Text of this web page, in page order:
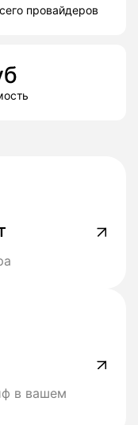
провайдеров
в вашем